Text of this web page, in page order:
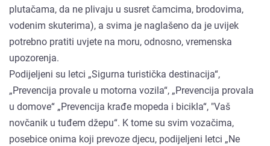
plutačama, da ne plivaju u susret čamcima, brodovima,
vodenim skuterima), a svima je naglašeno da je uvijek
potrebno pratiti uvjete na moru, odnosno, vremenska
upozorenja.
Podijeljeni su letci „Sigurna turistička destinacija“,
„Prevencija provale u motorna vozila“, „Prevencija provala
u domove“ „Prevencija krađe mopeda i bicikla“, "Vaš
novčanik u tuđem džepu“. K tome su svim vozačima,
posebice onima koji prevoze djecu, podijeljeni letci „Ne